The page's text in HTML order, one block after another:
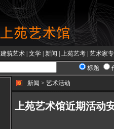
建筑艺术 文学 新闻 上苑艺考 艺术家
标题
新闻 > 艺术活动
上苑艺术馆近期活动